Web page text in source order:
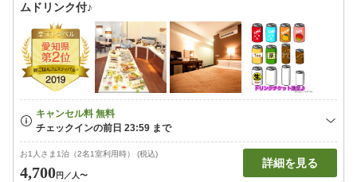
ムドリンク付♪
お1人さま1泊（2名1室利用時） (税込)
4,700円 ／人〜
詳細を見る